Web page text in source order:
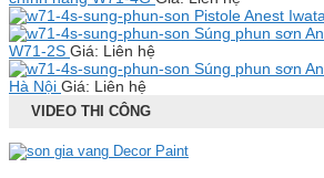
Pistole Anest
Súng phun sơn
W71-2S Giá: Liên hệ
Súng phun sơn
Hà Nội Giá: Liên hệ
VIDEO THI CÔNG